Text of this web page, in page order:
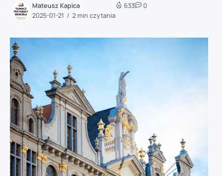
Mateusz Kapica
2025-01-21
2 min czytania
633 0